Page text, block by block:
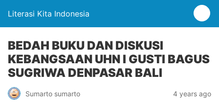
Literasi Kita Indonesia
BEDAH BUKU DAN DISKUSI
KEBANGSAAN UHN I GUSTI BAGUS
SUGRIWA DENPASAR BALI
Sumarto sumarto 4 years ago